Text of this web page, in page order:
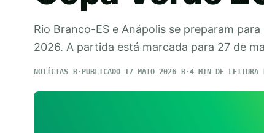
Rio Branco-ES e Anápolis se preparam
2026. A partida está marcada para 27 de
NOTÍCIAS PUBLICADO 17 MAIO 2026 4 MIN DE LEITURA